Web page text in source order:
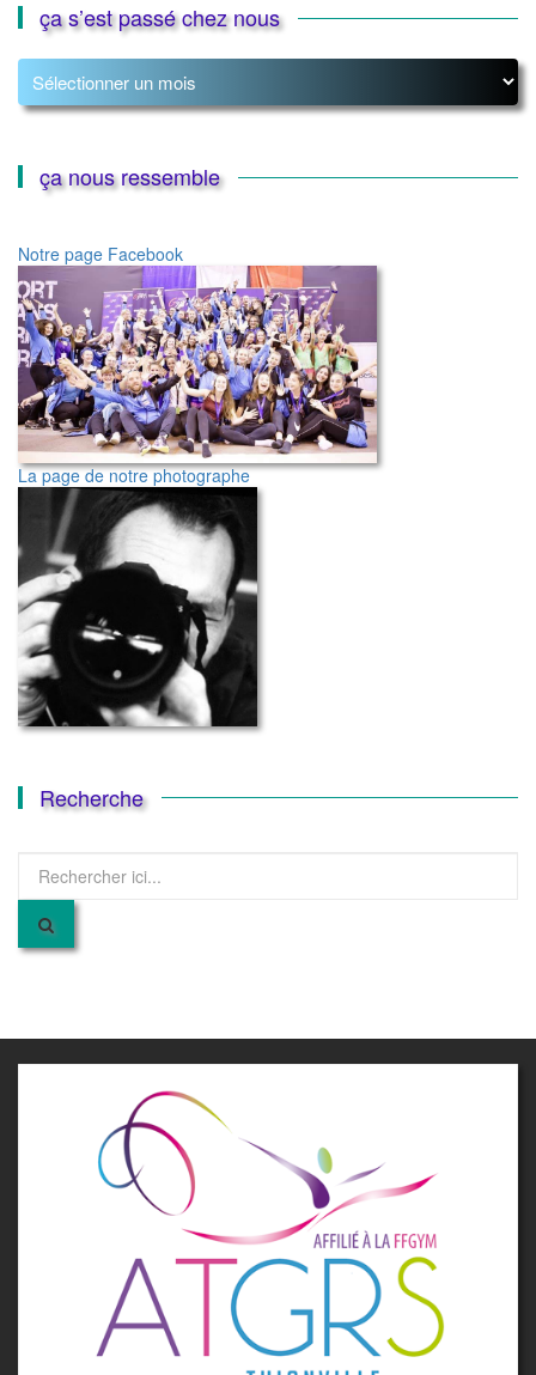
ça s’est passé chez nous
ça
s’est
passé
nousça nous ressemble
Notre page Facebook
La page de notre photographe
Recherche
pour